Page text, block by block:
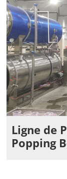
Ligne de
Popping